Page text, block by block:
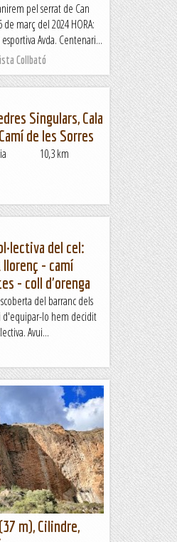
pel serrat de Can
març del 2024 HORA:
esportiva Avda. Centenari...
Collbató
Singulars, Cala
de les Sorres
10,3 km
del cel:
llorenç - camí
- coll d'orenga
del barranc dels
d'equipar-lo hem decidit
Avui...
m), Cilindre,